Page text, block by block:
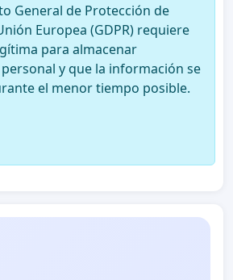
General de Protección de
Europea (GDPR) requiere
para almacenar
y que la información se
el menor tiempo posible.